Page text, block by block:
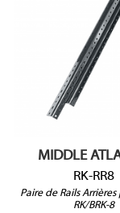
MIDDLE
RK-RR8
Paire de Rails Arrières
RK/BRK-8
RK-RR8
Pour racks RK-8
Vendu par paire